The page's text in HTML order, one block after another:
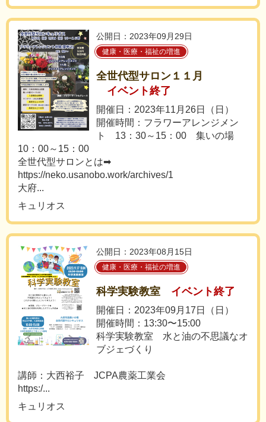
公開日：2023年09月29日
健康・医療・福祉の増進
全世代型サロン１１月
イベント終了
開催日：2023年11月26日（日）
開催時間：フラワーアレンジメン
ト 13：30～15：00 集いの場
10：00～15：00
全世代型サロンとは➡
https://neko.usanobo.work/archives/1
大府...
キュリオス
公開日：2023年08月15日
健康・医療・福祉の増進
科学実験教室 イベント終了
開催日：2023年09月17日（日）
開催時間：13:30〜15:00
科学実験教室 水と油の不思議なオ
ブジェづくり
講師：大西裕子 JCPA農薬工業会
https:/...
キュリオス